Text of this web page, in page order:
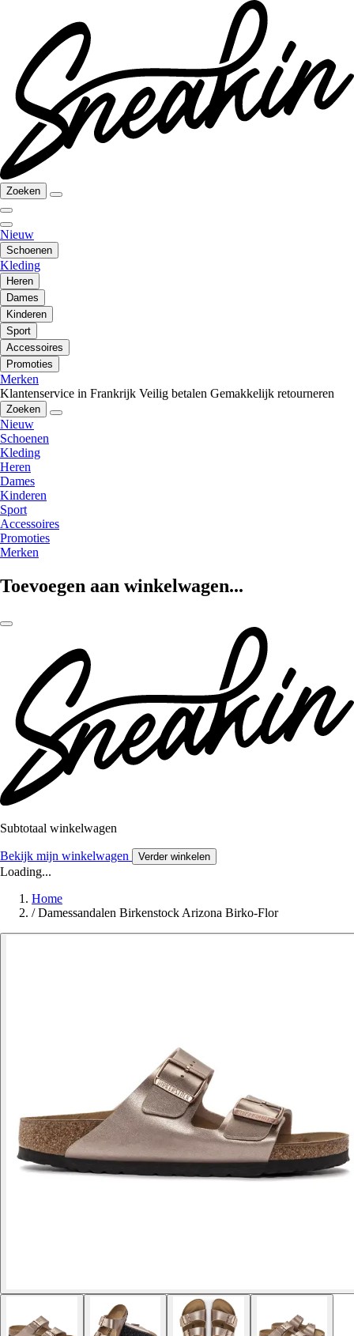
Zoeken
Nieuw
Schoenen
Kleding
Heren
Dames
Kinderen
Sport
Accessoires
Promoties
Merken
Klantenservice in Frankrijk Veilig betalen Gemakkelijk retourneren
Zoeken
Nieuw
Schoenen
Kleding
Heren
Dames
Kinderen
Sport
Accessoires
Promoties
Merken
Toevoegen aan winkelwagen...
Subtotaal winkelwagen
Bekijk mijn winkelwagen Verder winkelen
Loading...
Home
/ Damessandalen Birkenstock Arizona Birko-Flor